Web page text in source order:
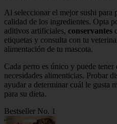
Al seleccionar el mejor sushi para
calidad de los ingredientes. Opta
aditivos artificiales, conservantes
etiquetas y consulta con tu
alimentación de tu mascota.
Cada perro es único y puede
necesidades alimenticias. Probar
ayudar a determinar cuál le gusta
para su dieta.
Bestseller No. 1